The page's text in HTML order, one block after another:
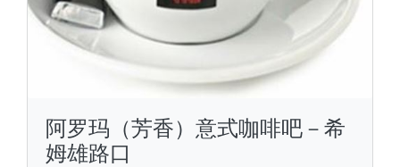
阿罗玛（芳香）意式咖啡吧－希
姆雄路口